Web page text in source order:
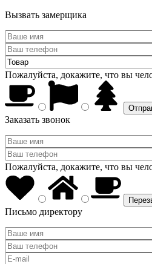
Вызвать замерщика
Пожалуйста, докажите, что вы
Заказать звонок
Пожалуйста, докажите, что вы
Письмо директору